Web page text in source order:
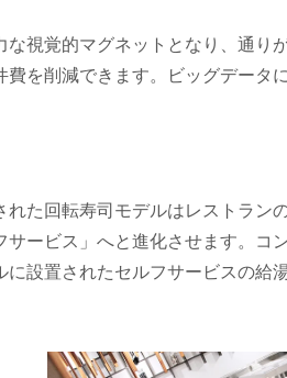
視覚的マグネットとなり、通り
を削減できます。ビッグデー
た回転寿司モデルはレストラン
ービス」へと進化させます。
設置されたセルフサービスの